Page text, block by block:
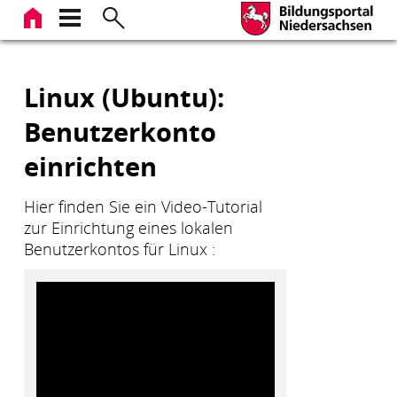
Zum
Inhalt
Linux (Ubuntu):
Benutzerkonto
einrichten
Hier finden Sie ein Video-Tutorial
zur Einrichtung eines lokalen
Benutzerkontos für Linux :